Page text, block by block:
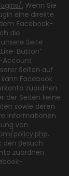
. Wenn Sie
eine direkte
Facebook-
die
Seite
Button“
Account
Seiten auf
Facebook
zuordnen.
der Seiten keine
sowie deren
Informationen
von
policy.php.
den Besuch
zuordnen